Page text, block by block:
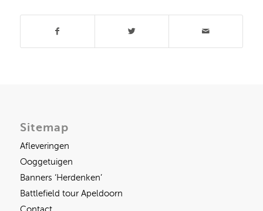
Sitemap
Afleveringen
Ooggetuigen
Banners ‘Herdenken’
Battlefield tour Apeldoorn